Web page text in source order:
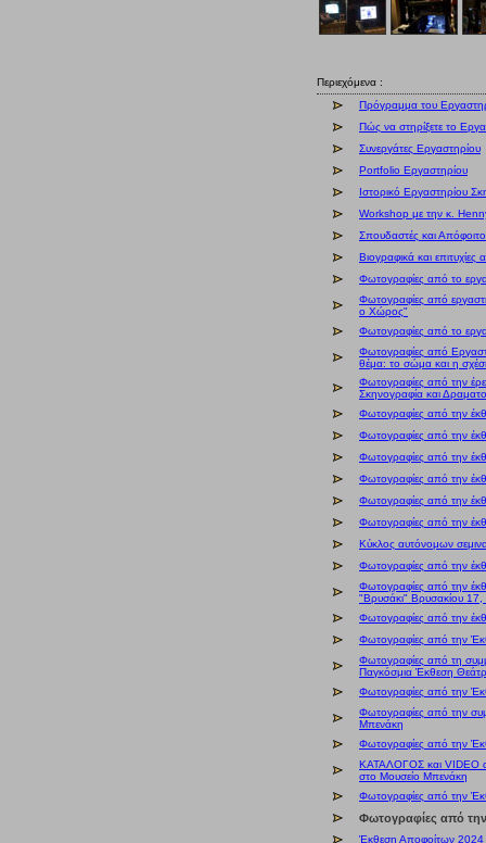
Περιεχόμενα :
Πρόγραμμα του
Πώς να στηρίξετε το
Συνεργάτες Εργαστηρίου
Portfolio Εργαστηρίου
Ιστορικό Εργαστηρίου
Workshop με την κ.
Σπουδαστές και
Βιογραφικά και
Φωτογραφίες από το
Φωτογραφίες από
ο Χώρος"
Φωτογραφίες από το
Φωτογραφίες από
θέμα: το σώμα και η
Φωτογραφίες από την
Σκηνογραφία και
Φωτογραφίες από την
Φωτογραφίες από την
Φωτογραφίες από την
Φωτογραφίες από την
Φωτογραφίες από την
Φωτογραφίες από την
Kύκλος αυτόνομων
Φωτογραφίες από την
Φωτογραφίες από την
"Βρυσάκι" Βρυσακίου
Φωτογραφίες από την
Φωτογραφίες από την
Φωτογραφίες από τη
Παγκόσμια Έκθεση
Φωτογραφίες από την
Φωτογραφίες από την
Μπενάκη
Φωτογραφίες από την
ΚΑΤΑΛΟΓΟΣ και VIDEO
στο Μουσείο Μπενάκη
Φωτογραφίες από την
Φωτογραφίες από
Έκθεση Αποφοίτων 2024